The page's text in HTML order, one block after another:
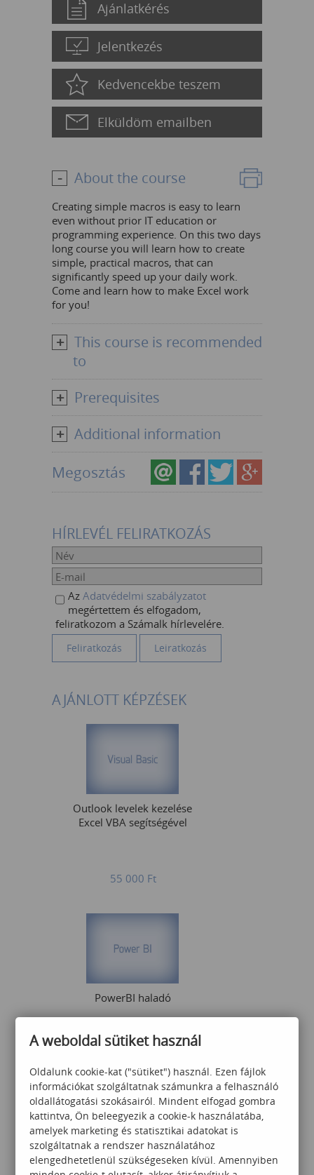
Ajánlatkérés
Jelentkezés
Kedvencekbe teszem
Elküldöm emailben
About the course
Creating simple macros is easy to learn
even without prior IT education or
programming experience. On this two days
long course you will learn how to create
simple, practical macros, that can
significantly speed up your daily work.
Come and learn how to make Excel work
for you!
This course is recommended
to
Prerequisites
Additional information
Megosztás
HÍRLEVÉL FELIRATKOZÁS
Az Adatvédelmi szabályzatot
megértettem és elfogadom,
feliratkozom a Számalk hírlevelére.
AJÁNLOTT KÉPZÉSEK
Outlook levelek kezelése
Excel VBA segítségével
55 000 Ft
PowerBI haladó
110 000Ft
A weboldal sütiket használ
Oldalunk cookie-kat ("sütiket") használ. Ezen fájlok
információkat szolgáltatnak számunkra a felhasználó
oldallátogatási szokásairól. Mindent elfogad gombra
kattintva, Ön beleegyezik a cookie-k használatába,
amelyek marketing és statisztikai adatokat is
szolgáltatnak a rendszer használatához
elengedhetetlenül szükségeseken kívül. Amennyiben